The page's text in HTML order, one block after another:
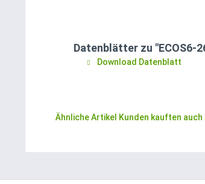
Datenblätter zu "ECOS6-
Download Datenblatt
Ähnliche Artikel Kunden kauften auch